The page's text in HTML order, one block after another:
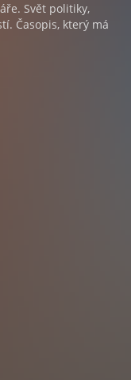
Svět politiky,
Časopis, který má